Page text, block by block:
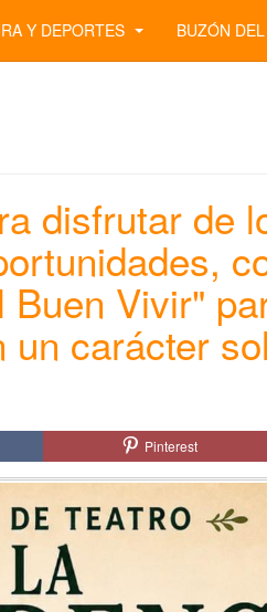
Y DEPORTES BUZÓN
disfrutar de
Vivir"
un carácter
Pinterest